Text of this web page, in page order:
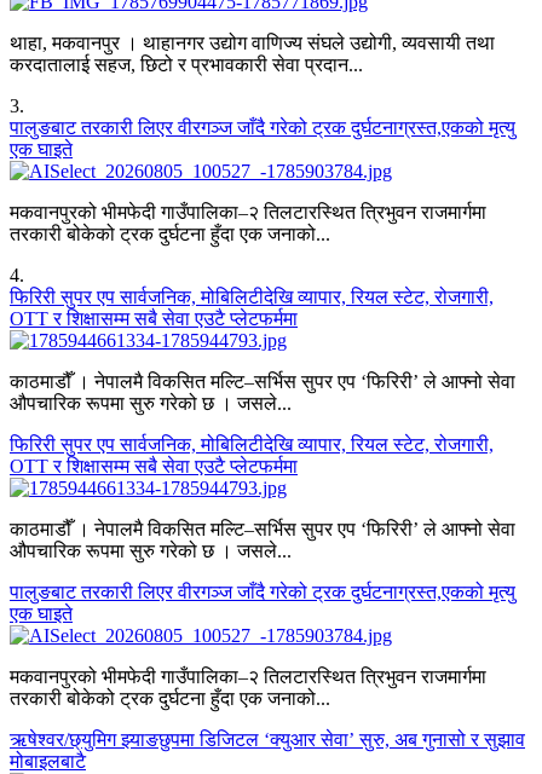
थाहा, मकवानपुर । थाहानगर उद्योग वाणिज्य संघले उद्योगी, व्यवसायी तथा
करदातालाई सहज, छिटो र प्रभावकारी सेवा प्रदान...
3.
पालुङबाट तरकारी लिएर वीरगञ्ज जाँदै गरेको ट्रक दुर्घटनाग्रस्त,एकको मृत्यु
एक घाइते
मकवानपुरको भीमफेदी गाउँपालिका–२ तिलटारस्थित त्रिभुवन राजमार्गमा
तरकारी बोकेको ट्रक दुर्घटना हुँदा एक जनाको...
4.
फिरिरी सुपर एप सार्वजनिक, मोबिलिटीदेखि व्यापार, रियल स्टेट, रोजगारी,
OTT र शिक्षासम्म सबै सेवा एउटै प्लेटफर्ममा
काठमाडौँ । नेपालमै विकसित मल्टि–सर्भिस सुपर एप ‘फिरिरी’ ले आफ्नो सेवा
औपचारिक रूपमा सुरु गरेको छ । जसले...
फिरिरी सुपर एप सार्वजनिक, मोबिलिटीदेखि व्यापार, रियल स्टेट, रोजगारी,
OTT र शिक्षासम्म सबै सेवा एउटै प्लेटफर्ममा
काठमाडौँ । नेपालमै विकसित मल्टि–सर्भिस सुपर एप ‘फिरिरी’ ले आफ्नो सेवा
औपचारिक रूपमा सुरु गरेको छ । जसले...
पालुङबाट तरकारी लिएर वीरगञ्ज जाँदै गरेको ट्रक दुर्घटनाग्रस्त,एकको मृत्यु
एक घाइते
मकवानपुरको भीमफेदी गाउँपालिका–२ तिलटारस्थित त्रिभुवन राजमार्गमा
तरकारी बोकेको ट्रक दुर्घटना हुँदा एक जनाको...
ऋषेश्वर/छ्युमिग झ्याङछुपमा डिजिटल ‘क्युआर सेवा’ सुरु, अब गुनासो र सुझाव
मोबाइलबाटै